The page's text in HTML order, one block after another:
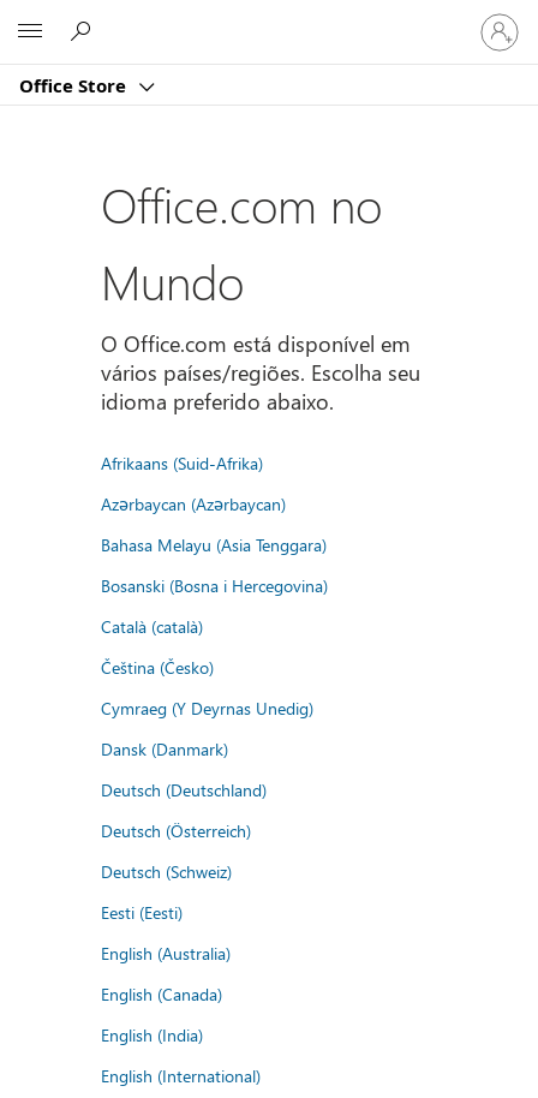
Office Store
Entre
em
sua
Office.com no
Mundo
O Office.com está disponível em
vários países/regiões. Escolha seu
idioma preferido abaixo.
Afrikaans (Suid-Afrika)
Azərbaycan (Azərbaycan)
Bahasa Melayu (Asia Tenggara)
Bosanski (Bosna i Hercegovina)
Català (català)
Čeština (Česko)
Cymraeg (Y Deyrnas Unedig)
Dansk (Danmark)
Deutsch (Deutschland)
Deutsch (Österreich)
Deutsch (Schweiz)
Eesti (Eesti)
English (Australia)
English (Canada)
English (India)
English (International)